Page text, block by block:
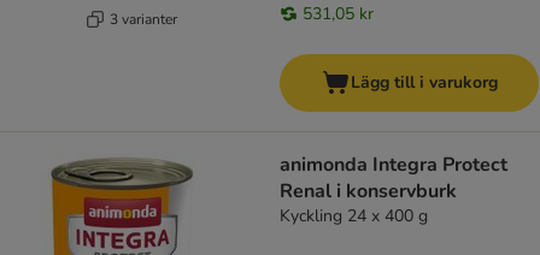
3 varianter 531,05 kr
Lägg till i varukorg
animonda Integra Protect
Renal i konservburk
Kyckling 24 x 400 g